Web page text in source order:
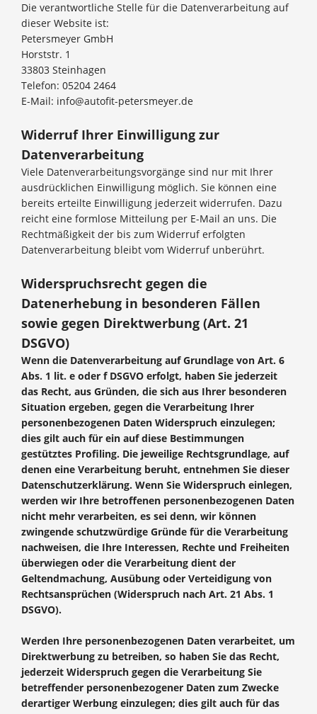
Die verantwortliche Stelle für die Datenverarbeitung auf
dieser Website ist:
Petersmeyer GmbH
Horststr. 1
33803 Steinhagen
Telefon: 05204 2464
E-Mail: info@autofit-petersmeyer.de
Widerruf Ihrer Einwilligung zur
Datenverarbeitung
Viele Datenverarbeitungsvorgänge sind nur mit Ihrer
ausdrücklichen Einwilligung möglich. Sie können eine
bereits erteilte Einwilligung jederzeit widerrufen. Dazu
reicht eine formlose Mitteilung per E-Mail an uns. Die
Rechtmäßigkeit der bis zum Widerruf erfolgten
Datenverarbeitung bleibt vom Widerruf unberührt.
Widerspruchsrecht gegen die
Datenerhebung in besonderen Fällen
sowie gegen Direktwerbung (Art. 21
DSGVO)
Wenn die Datenverarbeitung auf Grundlage von Art. 6
Abs. 1 lit. e oder f DSGVO erfolgt, haben Sie jederzeit
das Recht, aus Gründen, die sich aus Ihrer besonderen
Situation ergeben, gegen die Verarbeitung Ihrer
personenbezogenen Daten Widerspruch einzulegen;
dies gilt auch für ein auf diese Bestimmungen
gestütztes Profiling. Die jeweilige Rechtsgrundlage, auf
denen eine Verarbeitung beruht, entnehmen Sie dieser
Datenschutzerklärung. Wenn Sie Widerspruch einlegen,
werden wir Ihre betroffenen personenbezogenen Daten
nicht mehr verarbeiten, es sei denn, wir können
zwingende schutzwürdige Gründe für die Verarbeitung
nachweisen, die Ihre Interessen, Rechte und Freiheiten
überwiegen oder die Verarbeitung dient der
Geltendmachung, Ausübung oder Verteidigung von
Rechtsansprüchen (Widerspruch nach Art. 21 Abs. 1
DSGVO).
Werden Ihre personenbezogenen Daten verarbeitet, um
Direktwerbung zu betreiben, so haben Sie das Recht,
jederzeit Widerspruch gegen die Verarbeitung Sie
betreffender personenbezogener Daten zum Zwecke
derartiger Werbung einzulegen; dies gilt auch für das